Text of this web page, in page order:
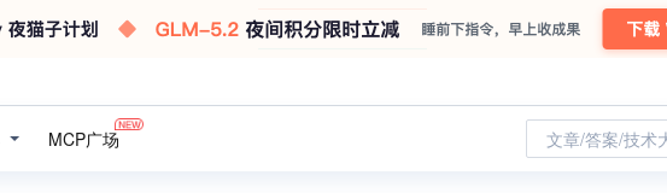
MCP广场 文章/答案/技术